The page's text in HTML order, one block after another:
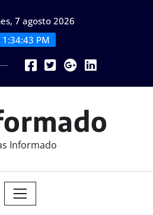
7 agosto 2026
1:34:45 PM
Informado